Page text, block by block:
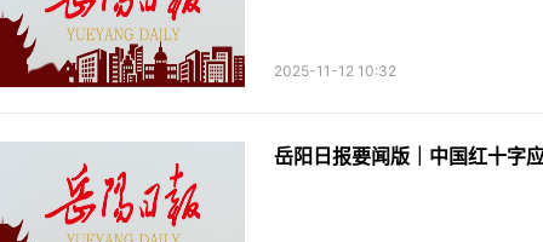
2025-11-12 10:32
岳阳日报要闻版｜中国红十字